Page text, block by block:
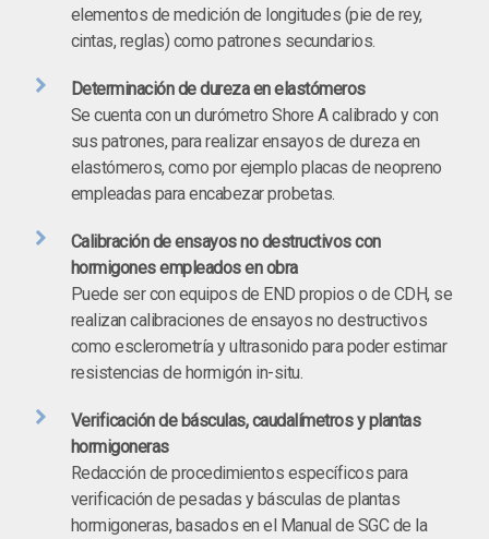
elementos de medición de longitudes (pie de rey,
cintas, reglas) como patrones secundarios.
Determinación de dureza en elastómeros
Se cuenta con un durómetro Shore A calibrado y con
sus patrones, para realizar ensayos de dureza en
elastómeros, como por ejemplo placas de neopreno
empleadas para encabezar probetas.
Calibración de ensayos no destructivos con
hormigones empleados en obra
Puede ser con equipos de END propios o de CDH, se
realizan calibraciones de ensayos no destructivos
como esclerometría y ultrasonido para poder estimar
resistencias de hormigón in-situ.
Verificación de básculas, caudalímetros y plantas
hormigoneras
Redacción de procedimientos específicos para
verificación de pesadas y básculas de plantas
hormigoneras, basados en el Manual de SGC de la